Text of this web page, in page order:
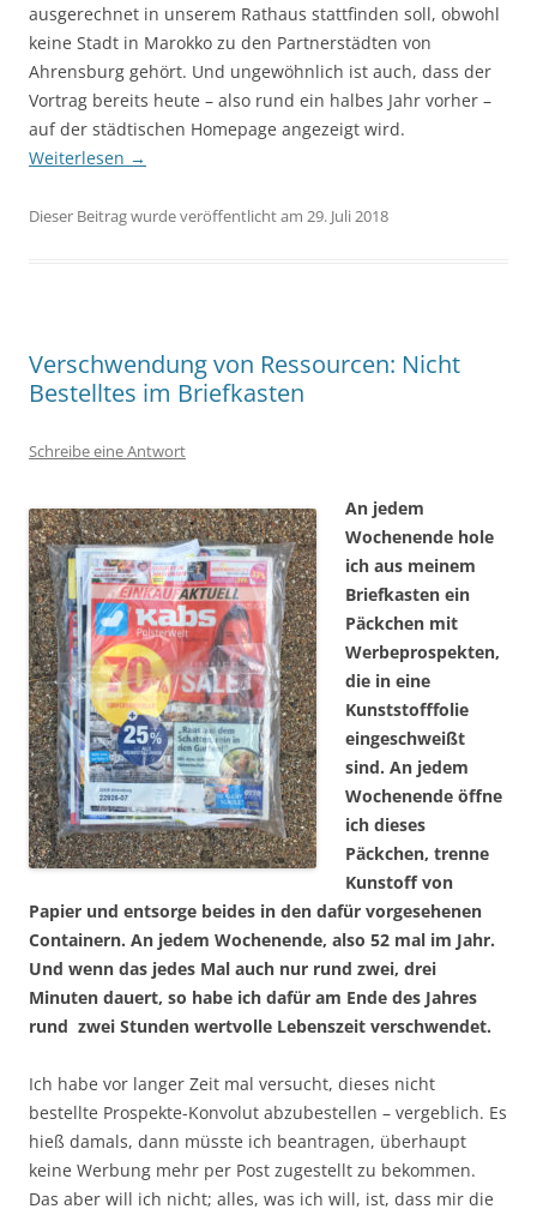
ausgerechnet in unserem Rathaus stattfinden soll, obwohl
keine Stadt in Marokko zu den Partnerstädten von
Ahrensburg gehört. Und ungewöhnlich ist auch, dass der
Vortrag bereits heute – also rund ein halbes Jahr vorher –
auf der städtischen Homepage angezeigt wird.
Weiterlesen →
Dieser Beitrag wurde veröffentlicht am 29. Juli 2018
Verschwendung von Ressourcen: Nicht
Bestelltes im Briefkasten
Schreibe eine Antwort
An jedem
Wochenende hole
ich aus meinem
Briefkasten ein
Päckchen mit
Werbeprospekten,
die in eine
Kunststofffolie
eingeschweißt
sind. An jedem
Wochenende öffne
ich dieses
Päckchen, trenne
Kunstoff von
Papier und entsorge beides in den dafür vorgesehenen
Containern. An jedem Wochenende, also 52 mal im Jahr.
Und wenn das jedes Mal auch nur rund zwei, drei
Minuten dauert, so habe ich dafür am Ende des Jahres
rund zwei Stunden wertvolle Lebenszeit verschwendet.
Ich habe vor langer Zeit mal versucht, dieses nicht
bestellte Prospekte-Konvolut abzubestellen – vergeblich. Es
hieß damals, dann müsste ich beantragen, überhaupt
keine Werbung mehr per Post zugestellt zu bekommen.
Das aber will ich nicht; alles, was ich will, ist, dass mir die